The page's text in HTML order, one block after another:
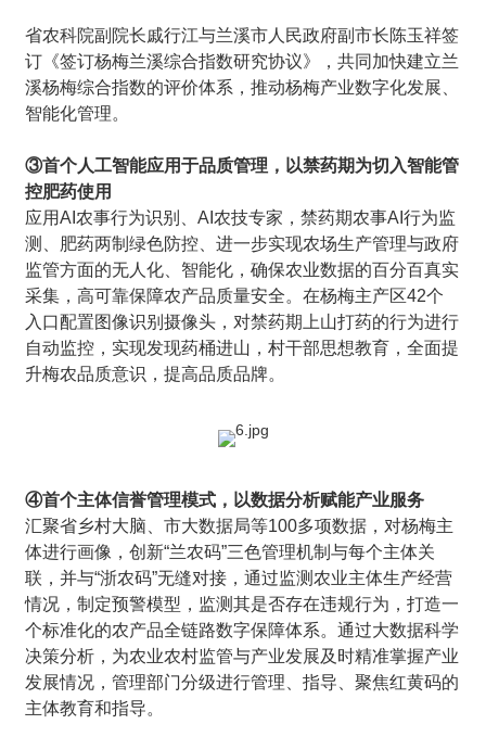
省农科院副院长戚行江与兰溪市人民政府副市长陈玉祥签
订《签订杨梅兰溪综合指数研究协议》，共同加快建立兰
溪杨梅综合指数的评价体系，推动杨梅产业数字化发展、
智能化管理。
③首个人工智能应用于品质管理，以禁药期为切入智能管
控肥药使用
应用AI农事行为识别、AI农技专家，禁药期农事AI行为监
测、肥药两制绿色防控、进一步实现农场生产管理与政府
监管方面的无人化、智能化，确保农业数据的百分百真实
采集，高可靠保障农产品质量安全。在杨梅主产区42个
入口配置图像识别摄像头，对禁药期上山打药的行为进行
自动监控，实现发现药桶进山，村干部思想教育，全面提
升梅农品质意识，提高品质品牌。
④首个主体信誉管理模式，以数据分析赋能产业服务
汇聚省乡村大脑、市大数据局等100多项数据，对杨梅主
体进行画像，创新“兰农码”三色管理机制与每个主体关
联，并与“浙农码”无缝对接，通过监测农业主体生产经营
情况，制定预警模型，监测其是否存在违规行为，打造一
个标准化的农产品全链路数字保障体系。通过大数据科学
决策分析，为农业农村监管与产业发展及时精准掌握产业
发展情况，管理部门分级进行管理、指导、聚焦红黄码的
主体教育和指导。